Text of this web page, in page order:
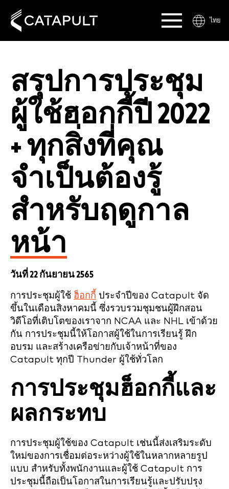
ไทย
สรุปการประชุม
ผู้ใช้ฮอกกี้ปี 2022
+ ทุกสิ่งที่คุณ
จำเป็นต้องรู้
สำหรับฤดูกาล
หน้า
วันที่ 22 กันยายน 2565
การประชุมผู้ใช้ ฮ็อกกี้ ประจำปีของ Catapult จัด
ขึ้นในเดือนสิงหาคมนี้ ซึ่งรวบรวมชุมชนผู้ฝึกสอน
วิดีโอที่เติบโตของเราจาก NCAA และ NHL เข้าด้วย
กัน การประชุมนี้ให้โอกาสผู้ใช้ในการเรียนรู้ ฝึก
อบรม และสร้างเครือข่ายกับเจ้าหน้าที่ของ
Catapult ทุกปี Thunder ผู้ใช้ทั่วโลก
การประชุมฮ็อกกี้และ
ผลกระทบ
การประชุมผู้ใช้ของ Catapult เช่นนี้ส่งเสริมระดับ
ใหม่ของการเชื่อมต่อระหว่างผู้ใช้ในหลากหลายรูป
แบบ สำหรับทั้งพนักงานและผู้ใช้ Catapult การ
ประชุมนี้ถือเป็นโอกาสในการเรียนรู้และปรับปรุง